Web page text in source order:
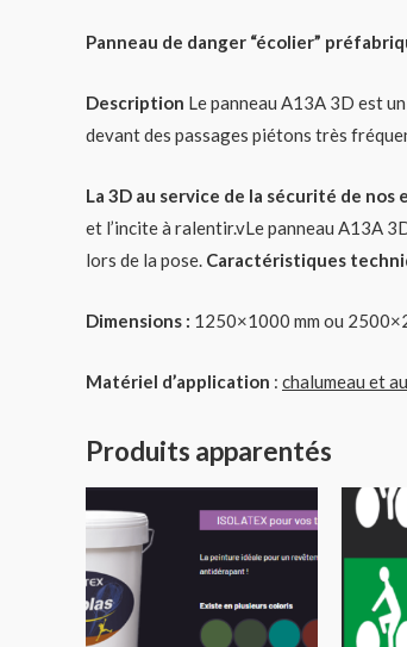
Panneau de danger “écolier”
Description Le panneau A13A 3D est
devant des passages piétons très
La 3D au service de la sécurité de nos
et l’incite à ralentir.vLe panneau A13A
lors de la pose. Caractéristiques
Dimensions : 1250×1000 mm ou
Matériel d’application : chalumeau et
Produits apparentés